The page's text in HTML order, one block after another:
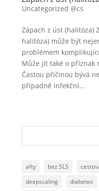
Uncategorized @cs
Zápach z úst (halitóza)
halitóza) může být
problémem
Může jít také o příznak
Častou příčinou bývá
případně infekční...
afty bez SLS
deepscaling
diabetes